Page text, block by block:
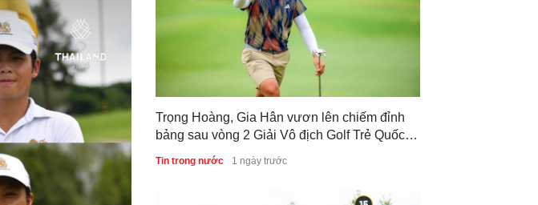
Trọng Hoàng, Gia Hân vươn lên chiếm đỉnh
bảng sau vòng 2 Giải Vô địch Golf Trẻ Quốc
Tin trong nước 1 ngày trước